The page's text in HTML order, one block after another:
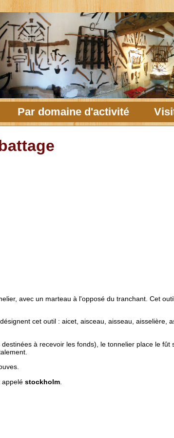
Par domaine d'activité
avec un marteau à l'opposé du tranchant. Cet
désignent cet outil : aicet, aisceau, aisseau, aisselière,
à recevoir les fonds), le tonnelier place le fût
appelé stockholm.